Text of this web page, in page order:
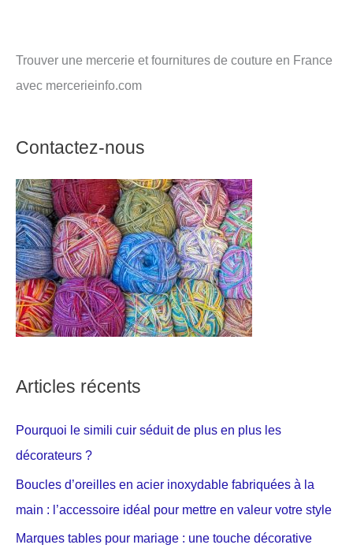
Trouver une mercerie et fournitures de couture en France
avec mercerieinfo.com
Contactez-nous
Articles récents
Pourquoi le simili cuir séduit de plus en plus les
décorateurs ?
Boucles d’oreilles en acier inoxydable fabriquées à la
main : l’accessoire idéal pour mettre en valeur votre style
Marques tables pour mariage : une touche décorative